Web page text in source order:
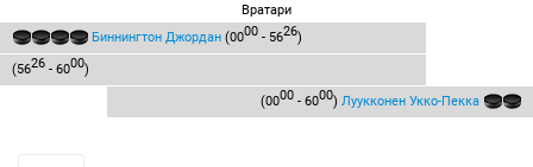
Вратари
Биннингтон Джордан (0000 - 5626)
(5626 - 6000)
(0000 - 6000) Луукконен Укко-Пекка